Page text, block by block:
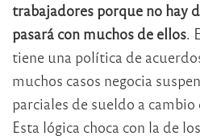
trabajadores porque no hay
pasará con muchos de ellos.
tiene una política de
muchos casos negocia
parciales de sueldo a
Esta lógica choca con la de